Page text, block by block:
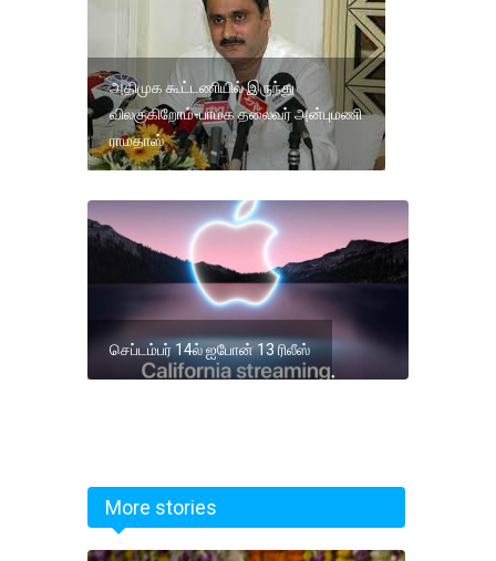
அதிமுக கூட்டணியில் இருந்து
விலகுகிறோம்-பாமக தலைவர் அன்புமணி
ராமதாஸ்
செப்டம்பர் 14ல் ஐபோன் 13 ரிலீஸ்
More stories